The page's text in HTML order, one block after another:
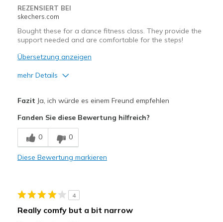
Going Out
Special Occasions
Travel
Width
View On Shoes
Shoes are for Wearing
REZENSIERT BEI
skechers.com
Bought these for a dance fitness class. They provide the
support needed and are comfortable for the steps!
Übersetzung anzeigen
mehr Details
Comfortable
Stylish
Sizing
Fazit Ja, ich würde es einem Freund empfehlen
Fanden Sie diese Bewertung hilfreich?
0 0
Diese Bewertung markieren
4
Really comfy but a bit narrow